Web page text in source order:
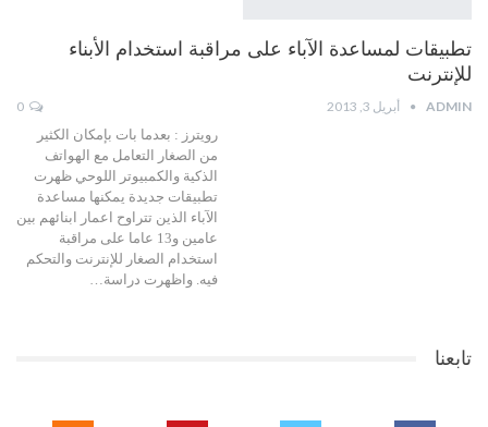
تطبيقات لمساعدة الآباء على مراقبة استخدام الأبناء
للإنترنت
ADMIN أبريل 3, 2013
رويترز : بعدما بات بإمكان الكثير
من الصغار التعامل مع الهواتف
الذكية والكمبيوتر اللوحي ظهرت
تطبيقات جديدة يمكنها مساعدة
الآباء الذين تتراوح اعمار ابنائهم بين
عامين و13 عاما على مراقبة
استخدام الصغار للإنترنت والتحكم
فيه. واظهرت دراسة…
تابعنا